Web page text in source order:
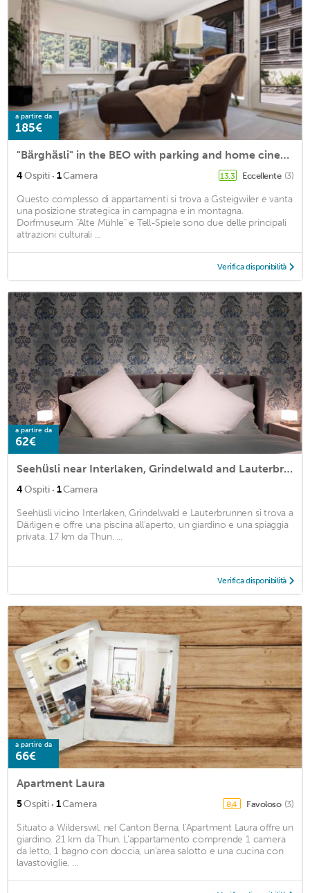
a partire da
185€
"Bärghäsli" in the BEO with parking and home cinema
4Ospiti · 1Camera 13,3 Eccellente (3)
Questo complesso di appartamenti si trova a Gsteigwiler e vanta
una posizione strategica in campagna e in montagna.
Dorfmuseum "Alte Mühle" e Tell-Spiele sono due delle principali
attrazioni culturali ...
Verifica disponibilità
a partire da
62€
Seehüsli near Interlaken, Grindelwald and Lauterbrunnen
4Ospiti · 1Camera
Seehüsli vicino Interlaken, Grindelwald e Lauterbrunnen si trova a
Därligen e offre una piscina all'aperto, un giardino e una spiaggia
privata. 17 km da Thun. ...
Verifica disponibilità
a partire da
66€
Apartment Laura
5Ospiti · 1Camera 8,4 Favoloso (3)
Situato a Wilderswil, nel Canton Berna, l'Apartment Laura offre un
giardino. 21 km da Thun. L'appartamento comprende 1 camera
da letto, 1 bagno con doccia, un'area salotto e una cucina con
lavastoviglie. ...